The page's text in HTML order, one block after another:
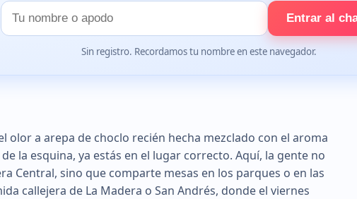
Tu
nombre
Entrar al
Sin registro. Recordamos tu nombre en este navegador.
olor a arepa de choclo recién hecha mezclado con el aroma
la esquina, ya estás en el lugar correcto. Aquí, la gente no
Central, sino que comparte mesas en los parques o en las
callejera de La Madera o San Andrés, donde el viernes